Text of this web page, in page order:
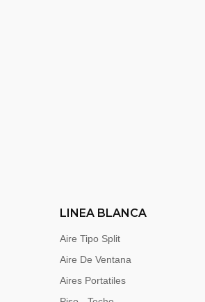
LINEA BLANCA
Aire Tipo Split
Aire De Ventana
Aires Portatiles